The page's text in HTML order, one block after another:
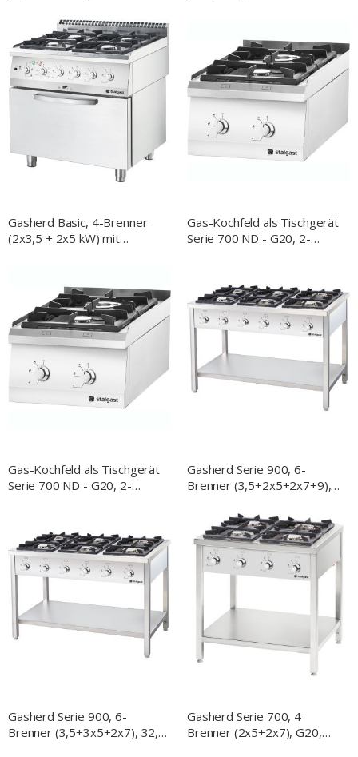
Unterschrank, Serie 700 ND
Gasherd Basic, 4-Brenner
(2x3,5 + 2x5 kW) mit
Gas-Kochfeld als Tischgerät
Serie 700 ND - G20, 2-
Gas-Kochfeld als Tischgerät
Serie 700 ND - G20, 2-
Gasherd Serie 900, 6-
Brenner (3,5+2x5+2x7+9),
(BxTxH)
Gasherd Serie 900, 6-
Brenner (3,5+3x5+2x7), 32,5
Gasherd Serie 700, 4
Brenner (2x5+2x7), G20,